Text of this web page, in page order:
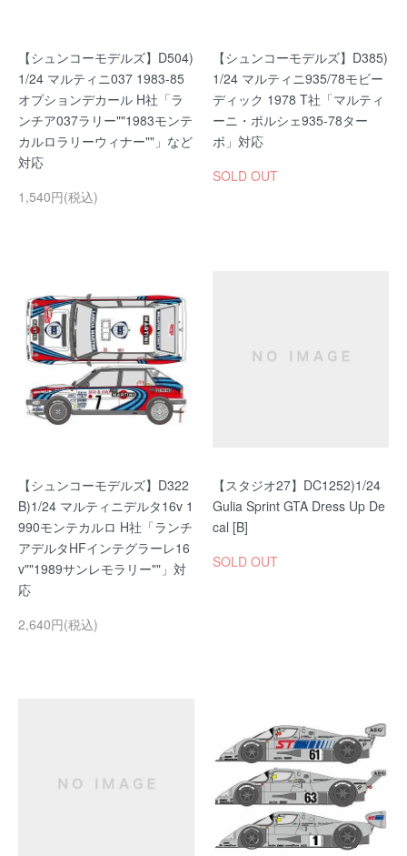
【シュンコーモデルズ】D504)
1/24 マルティニ037 1983-85
オプションデカール H社「ラ
ンチア037ラリー""1983モンテ
カルロラリーウィナー""」など
対応
1,540円(税込)
【シュンコーモデルズ】D385)
1/24 マルティニ935/78モビー
ディック 1978 T社「マルティ
ーニ・ポルシェ935-78ター
ボ」対応
SOLD OUT
【シュンコーモデルズ】D322
B)1/24 マルティニデルタ16v 1
990モンテカルロ H社「ランチ
アデルタHFインテグラーレ16
v""1989サンレモラリー""」対
応
2,640円(税込)
【スタジオ27】DC1252)1/24
Gulia Sprint GTA Dress Up De
cal [B]
SOLD OUT